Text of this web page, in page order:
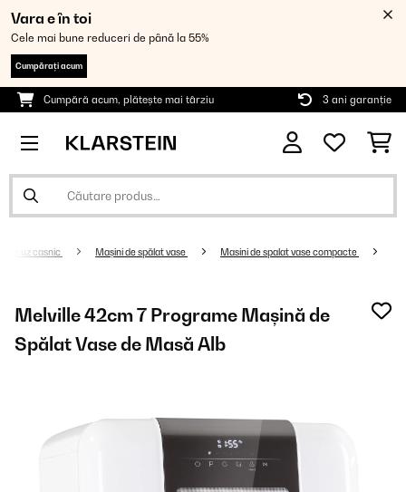
Vara e în toi
Cele mai bune reduceri de până la 55%
Cumpărați acum
Cumpără acum, plătește mai târziu 3 ani garanție
de uz casnic Mașini de spălat vase Masini de spalat vase compacte
Melville 42cm 7 Programe Mașină de
Spălat Vase de Masă Alb